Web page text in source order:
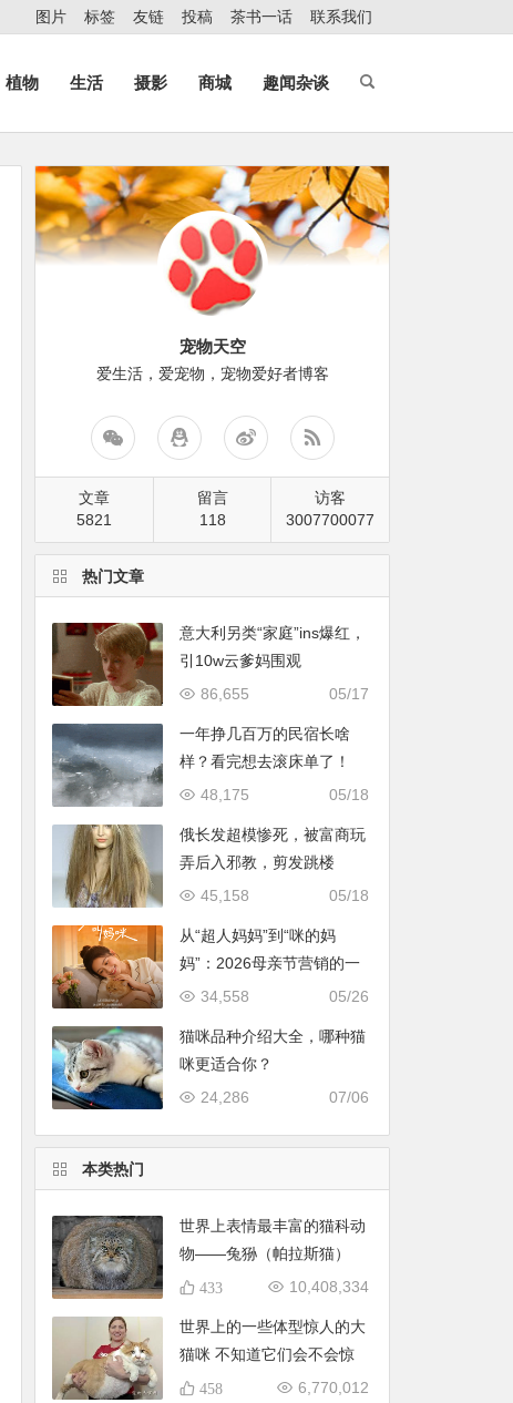
图片 标签 友链 投稿 茶书一话 联系我们
植物 生活 摄影 商城 趣闻杂谈
宠物天空
爱生活，爱宠物，宠物爱好者博客
文章
5821
留言
118
访客
3007700077
热门文章
意大利另类“家庭”ins爆红，
引10w云爹妈围观
05/17
86,655
一年挣几百万的民宿长啥
样？看完想去滚床单了！
05/18
48,175
俄长发超模惨死，被富商玩
弄后入邪教，剪发跳楼
05/18
45,158
从“超人妈妈”到“咪的妈
妈”：2026母亲节营销的一
次温情破题
05/26
34,558
猫咪品种介绍大全，哪种猫
咪更适合你？
07/06
24,286
本类热门
世界上表情最丰富的猫科动
物——兔狲（帕拉斯猫）
10,408,334
433
世界上的一些体型惊人的大
猫咪 不知道它们会不会惊
到你
6,770,012
458